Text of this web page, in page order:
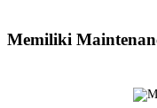
Memiliki